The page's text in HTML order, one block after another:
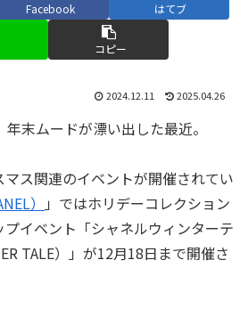
Facebook はてブ
コピー
2024.12.11 2025.04.26
末ムードが漂い出した最近。
ス関連のイベントが開催されてい
）
」ではホリデーコレクション
イベント「シャネルウィンターテ
TALE）」が12月18日まで開催さ